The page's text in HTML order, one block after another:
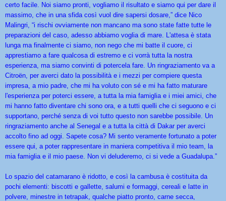
certo facile. Noi siamo pronti, vogliamo il risultato e siamo qui per dare il
massimo, che in una sfida così vuol dire sapersi dosare,” dice Nico
Malingri, “i rischi ovviamente non mancano ma sono state fatte tutte le
preparazioni del caso, adesso abbiamo voglia di mare. L'attesa è stata
lunga ma finalmente ci siamo, non nego che mi batte il cuore, ci
apprestiamo a fare qualcosa di estremo e ci vorrà tutta la nostra
esperienza, ma siamo convinti di potercela fare. Un ringraziamento va a
Citroën, per averci dato la possibilità e i mezzi per compiere questa
impresa, a mio padre, che mi ha voluto con sé e mi ha fatto maturare
l'esperienza per poterci essere, a tutta la mia famiglia e i miei amici, che
mi hanno fatto diventare chi sono ora, e a tutti quelli che ci seguono e ci
supportano, perché senza di voi tutto questo non sarebbe possibile. Un
ringraziamento anche al Senegal e a tutta la città di Dakar per averci
accolto fino ad oggi. Sapete cosa? Mi sento veramente fortunato a poter
essere qui, a poter rappresentare in maniera competitiva il mio team, la
mia famiglia e il mio paese. Non vi deluderemo, ci si vede a Guadalupa.”
Lo spazio del catamarano è ridotto, e così la cambusa è costituita da
pochi elementi: biscotti e gallette, salumi e formaggi, cereali e latte in
polvere, minestre in tetrapak, qualche piatto pronto, carne secca,